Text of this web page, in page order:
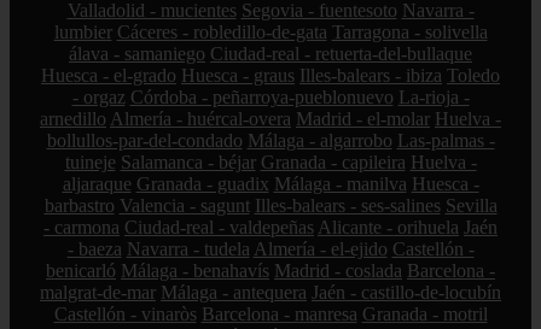
Valladolid - mucientes Segovia - fuentesoto Navarra -
lumbier Cáceres - robledillo-de-gata Tarragona - solivella
álava - samaniego Ciudad-real - retuerta-del-bullaque
Huesca - el-grado Huesca - graus Illes-balears - ibiza Toledo
- orgaz Córdoba - peñarroya-pueblonuevo La-rioja -
arnedillo Almería - huércal-overa Madrid - el-molar Huelva -
bollullos-par-del-condado Málaga - algarrobo Las-palmas -
tuineje Salamanca - béjar Granada - capileira Huelva -
aljaraque Granada - guadix Málaga - manilva Huesca -
barbastro Valencia - sagunt Illes-balears - ses-salines Sevilla
- carmona Ciudad-real - valdepeñas Alicante - orihuela Jaén
- baeza Navarra - tudela Almería - el-ejido Castellón -
benicarló Málaga - benahavís Madrid - coslada Barcelona -
malgrat-de-mar Málaga - antequera Jaén - castillo-de-locubín
Castellón - vinaròs Barcelona - manresa Granada - motril